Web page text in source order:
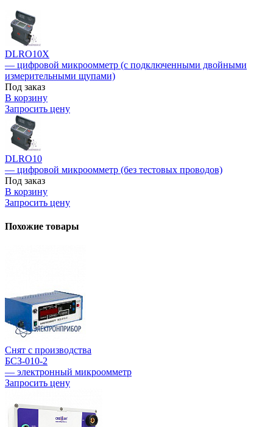
DLRO10X
— цифровой микроомметр (с подключенными двойными
измерительными щупами)
Под заказ
В корзину
Запросить цену
DLRO10
— цифровой микроомметр (без тестовых проводов)
Под заказ
В корзину
Запросить цену
Похожие товары
Снят с производства
БСЗ-010-2
— электронный микроомметр
Запросить цену